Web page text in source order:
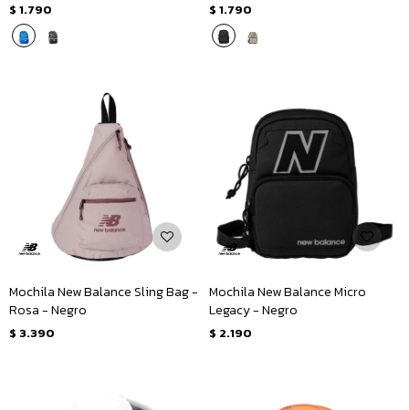
$ 1.790 $ 1.790
Mochila New Balance Sling Bag -
Rosa - Negro
$ 3.390
Mochila New Balance Micro
Legacy - Negro
$ 2.190